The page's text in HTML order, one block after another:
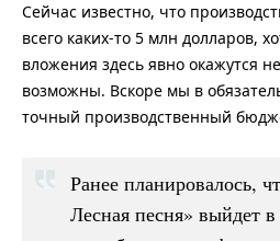
Сейчас известно, что
всего каких-то 5 млн долларов,
вложения здесь явно окажутся
возможны. Вскоре мы в
точный производственный
Ранее планировалось,
Лесная песня» выйдет